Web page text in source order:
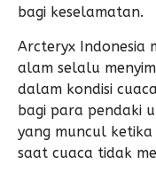
bagi keselamatan.
Arcteryx Indonesia
alam selalu
dalam kondisi
bagi para pendaki
yang muncul
saat cuaca tidak